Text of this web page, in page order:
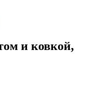
и ковкой,